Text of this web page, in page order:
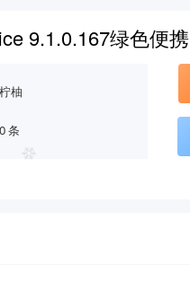
9.1.0.167绿色便携
柚
条